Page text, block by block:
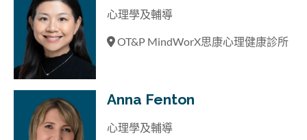
心理學及輔導
OT&P MindWorX思康心理健康診所
Anna Fenton
心理學及輔導